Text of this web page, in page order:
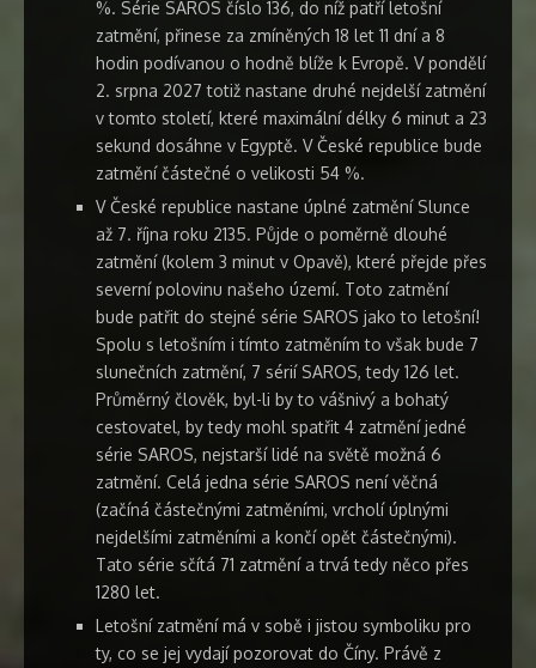
%. Série SAROS číslo 136, do níž patří letošní
zatmění, přinese za zmíněných 18 let 11 dní a 8
hodin podívanou o hodně blíže k Evropě. V pondělí
2. srpna 2027 totiž nastane druhé nejdelší zatmění
v tomto století, které maximální délky 6 minut a 23
sekund dosáhne v Egyptě. V České republice bude
zatmění částečné o velikosti 54 %.
V České republice nastane úplné zatmění Slunce
až 7. října roku 2135. Půjde o poměrně dlouhé
zatmění (kolem 3 minut v Opavě), které přejde přes
severní polovinu našeho území. Toto zatmění
bude patřit do stejné série SAROS jako to letošní!
Spolu s letošním i tímto zatměním to však bude 7
slunečních zatmění, 7 sérií SAROS, tedy 126 let.
Průměrný člověk, byl-li by to vášnivý a bohatý
cestovatel, by tedy mohl spatřit 4 zatmění jedné
série SAROS, nejstarší lidé na světě možná 6
zatmění. Celá jedna série SAROS není věčná
(začíná částečnými zatměními, vrcholí úplnými
nejdelšími zatměními a končí opět částečnými).
Tato série sčítá 71 zatmění a trvá tedy něco přes
1280 let.
Letošní zatmění má v sobě i jistou symboliku pro
ty, co se jej vydají pozorovat do Číny. Právě z